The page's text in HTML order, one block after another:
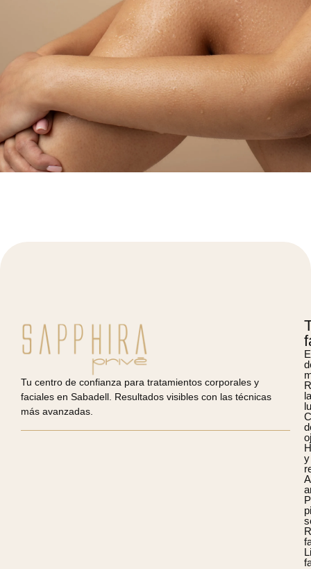
Tu centro de confianza para tratamientos corporales y
faciales en Sabadell. Resultados visibles con las técnicas
más avanzadas.
la
y